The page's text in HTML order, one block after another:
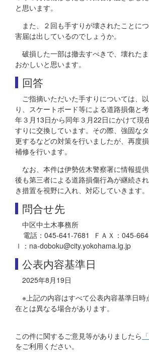
と思います。
また、２回も手すりが壊されたことに
害届は出しているのでしょうか。
破損した一部は撤去すべきで、壊れた
おかしいと思います。
回答
ご指摘いただいた手すりについては、
り、スケートボード等による道路損傷と
年３月13日から同年３月22日にかけて現
すりに交換しています。その際、強固な
更するなどの対策を行いましたが、再度
補修を行います。
なお、本件は伊勢佐木警察署に情報提
後も第三者による道路損傷行為が継続さ
き措置を視野に入れ、対応していきます。
問合せ先
中区中土木事務所
電話：045-641-7681 ＦＡＸ：045-
ｌ：na-doboku@city.yokohama.lg.jp
公表内容基準日
2025年8月19日
※上記の内容はすべて公表内容基準日
在とは異なる場合があります。
この件に関するご意見等がありましたら
をご利用ください。